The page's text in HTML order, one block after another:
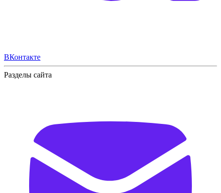
ВКонтакте
Разделы сайта